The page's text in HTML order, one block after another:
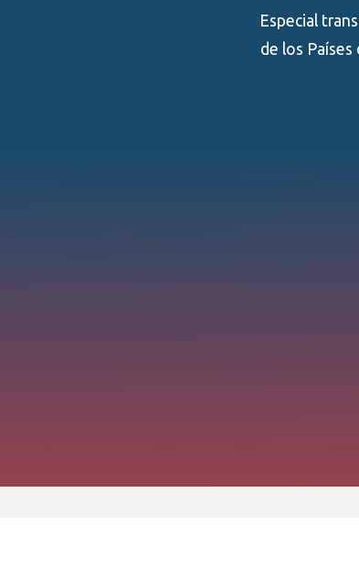
Especial
de los